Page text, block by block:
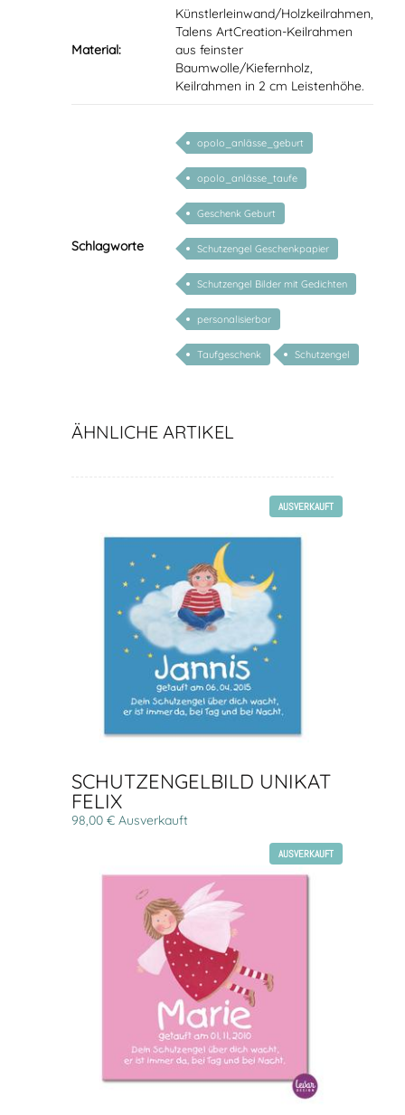
Material:
Künstlerleinwand/Holzkeilrahmen,
Talens ArtCreation-Keilrahmen
aus feinster
Baumwolle/Kiefernholz,
Keilrahmen in 2 cm Leistenhöhe.
Schlagworte
opolo_anlässe_geburt
opolo_anlässe_taufe
Geschenk Geburt
Schutzengel Geschenkpapier
Schutzengel Bilder mit Gedichten
personalisierbar
Taufgeschenk Schutzengel
ÄHNLICHE ARTIKEL
AUSVERKAUFT
SCHUTZENGELBILD UNIKAT
FELIX
98,00 € Ausverkauft
AUSVERKAUFT